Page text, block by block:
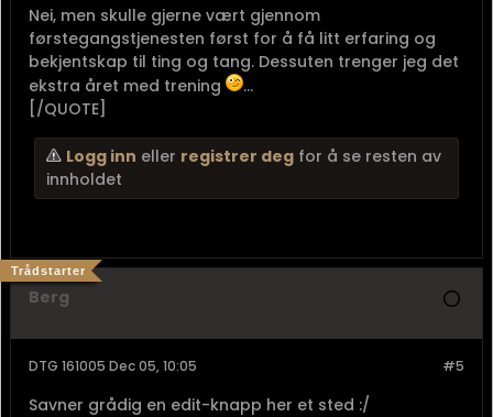
Nei, men skulle gjerne vært gjennom
førstegangstjenesten først for å få litt erfaring og
bekjentskap til ting og tang. Dessuten trenger jeg det
ekstra året med trening
...
[/QUOTE]
Logg inn eller registrer deg for å se resten av
innholdet
Berg
Trådstarter
#5
DTG 161005 Dec 05, 10:05
Savner grådig en edit-knapp her et sted :/